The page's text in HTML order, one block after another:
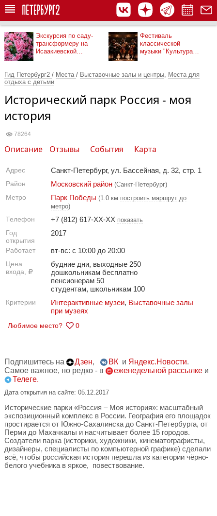
Экскурсия по саду-
трансформеру на
Исаакиевской
Фестиваль
классической
музыки "Культура
Гид Петербург2 / Места / Выставочные залы и центры, Места для
отдыха с детьми
Исторический парк Россия - моя
история
78264
Описание Отзывы События Карта
Адрес Санкт-Петербург, ул. Бассейная, д. 32, стр. 1​
Район Московский район (Санкт-Петербург)
Метро Парк Победы (1.0 км построить маршрут до
метро)
Телефон +7 (812) 617-XX-XX показать
Год
открытия
2017
Работает вт-вс: с 10:00 до 20:00
Цена
входа,
будние дни, выходные 250
дошкольникам бесплатно
пенсионерам 50
студентам, школьникам 100
Критерии Интерактивные музеи, Выставочные залы
при музеях
Любимое место? 0
Подпишитесь на Дзен, ВК и Яндекс.Новости.
Самое важное, но редко - в
еженедельной рассылке и
Телеге.
Дата открытия на сайте: 05.12.2017
Исторические парки «Россия – Моя история»: масштабный
экспозиционный комплекс в России. География его площадок
простирается от Южно-Сахалинска до Санкт-Петербурга, от
Перми до Махачкалы и насчитывает более 15 городов.
Создатели парка (историки, художники, кинематографисты,
дизайнеры, специалисты по компьютерной графике) сделали
всё, чтобы российская история перешла из категории чёрно-
белого учебника в яркое, повествование.